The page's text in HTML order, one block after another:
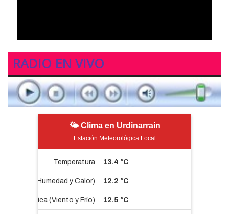
RADIO EN VIVO
🌤 Clima en Urdinarrain
Estación Meteorológica Local